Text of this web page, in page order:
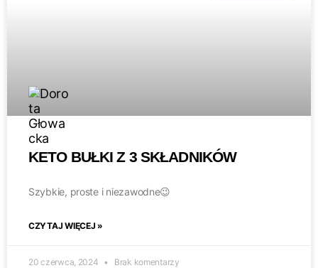
KETO BUŁKI Z 3 SKŁADNIKÓW
Szybkie, proste i niezawodne😉
CZYTAJ WIĘCEJ »
20 czerwca, 2024 Brak komentarzy